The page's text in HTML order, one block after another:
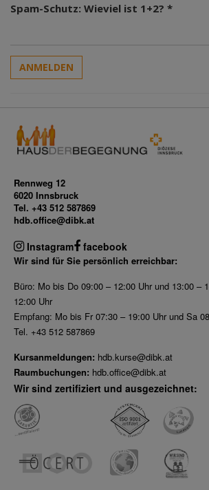
Spam-Schutz: Wieviel ist 1+2? *
ANMELDEN
Rennweg 12
6020 Innsbruck
Tel. +43 512 587869
hdb.office@dibk.at
Instagram facebook
Wir sind für Sie persönlich erreichbar:
Büro: Mo bis Do 09:00 – 12:00 Uhr und 13:00 –
12:00 Uhr
Empfang: Mo bis Fr 07:30 – 19:00 Uhr und Sa
Tel. +43 512 587869
Kursanmeldungen: hdb.kurse@dibk.at
Raumbuchungen: hdb.office@dibk.at
Wir sind zertifiziert und ausgezeichnet: